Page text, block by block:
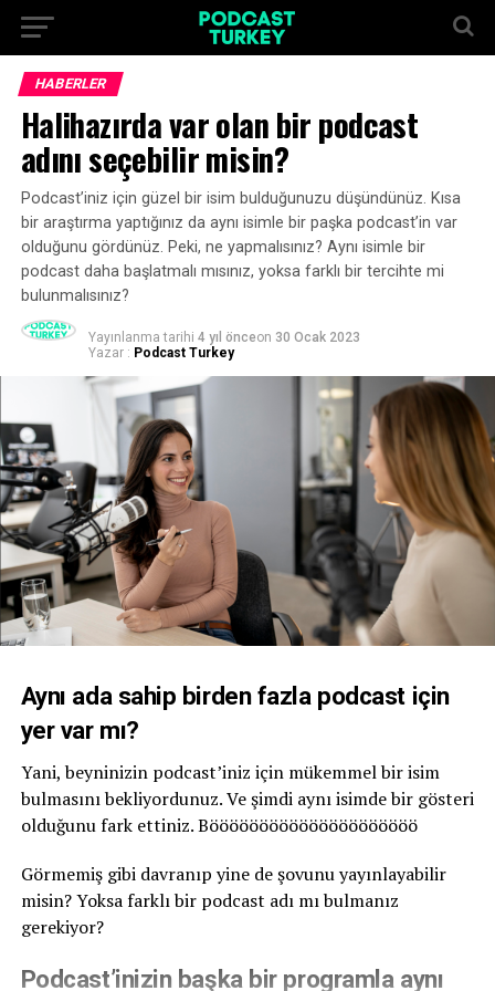
HABERLER
Halihazırda var olan bir podcast
adını seçebilir misin?
Podcast’iniz için güzel bir isim bulduğunuzu düşündünüz. Kısa
bir araştırma yaptığınız da aynı isimle bir paşka podcast’in var
olduğunu gördünüz. Peki, ne yapmalısınız? Aynı isimle bir
podcast daha başlatmalı mısınız, yoksa farklı bir tercihte mi
bulunmalısınız?
Yayınlanma tarihi 4 yıl önceon 30 Ocak 2023
Yazar : Podcast Turkey
Aynı ada sahip birden fazla podcast için
yer var mı?
Yani, beyninizin podcast’iniz için mükemmel bir isim
bulmasını bekliyordunuz. Ve şimdi aynı isimde bir gösteri
olduğunu fark ettiniz. Bööööööööööööööööööööö
Görmemiş gibi davranıp yine de şovunu yayınlayabilir
misin? Yoksa farklı bir podcast adı mı bulmanız
gerekiyor?
Podcast’inizin başka bir programla aynı